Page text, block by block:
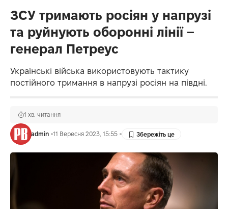
ЗСУ тримають росіян у напрузі
та руйнують оборонні лінії –
генерал Петреус
Українські війська використовують тактику
постійного тримання в напрузі росіян на півдні.
admin 11 Вересня 2023, 15:55
1 хв. читання